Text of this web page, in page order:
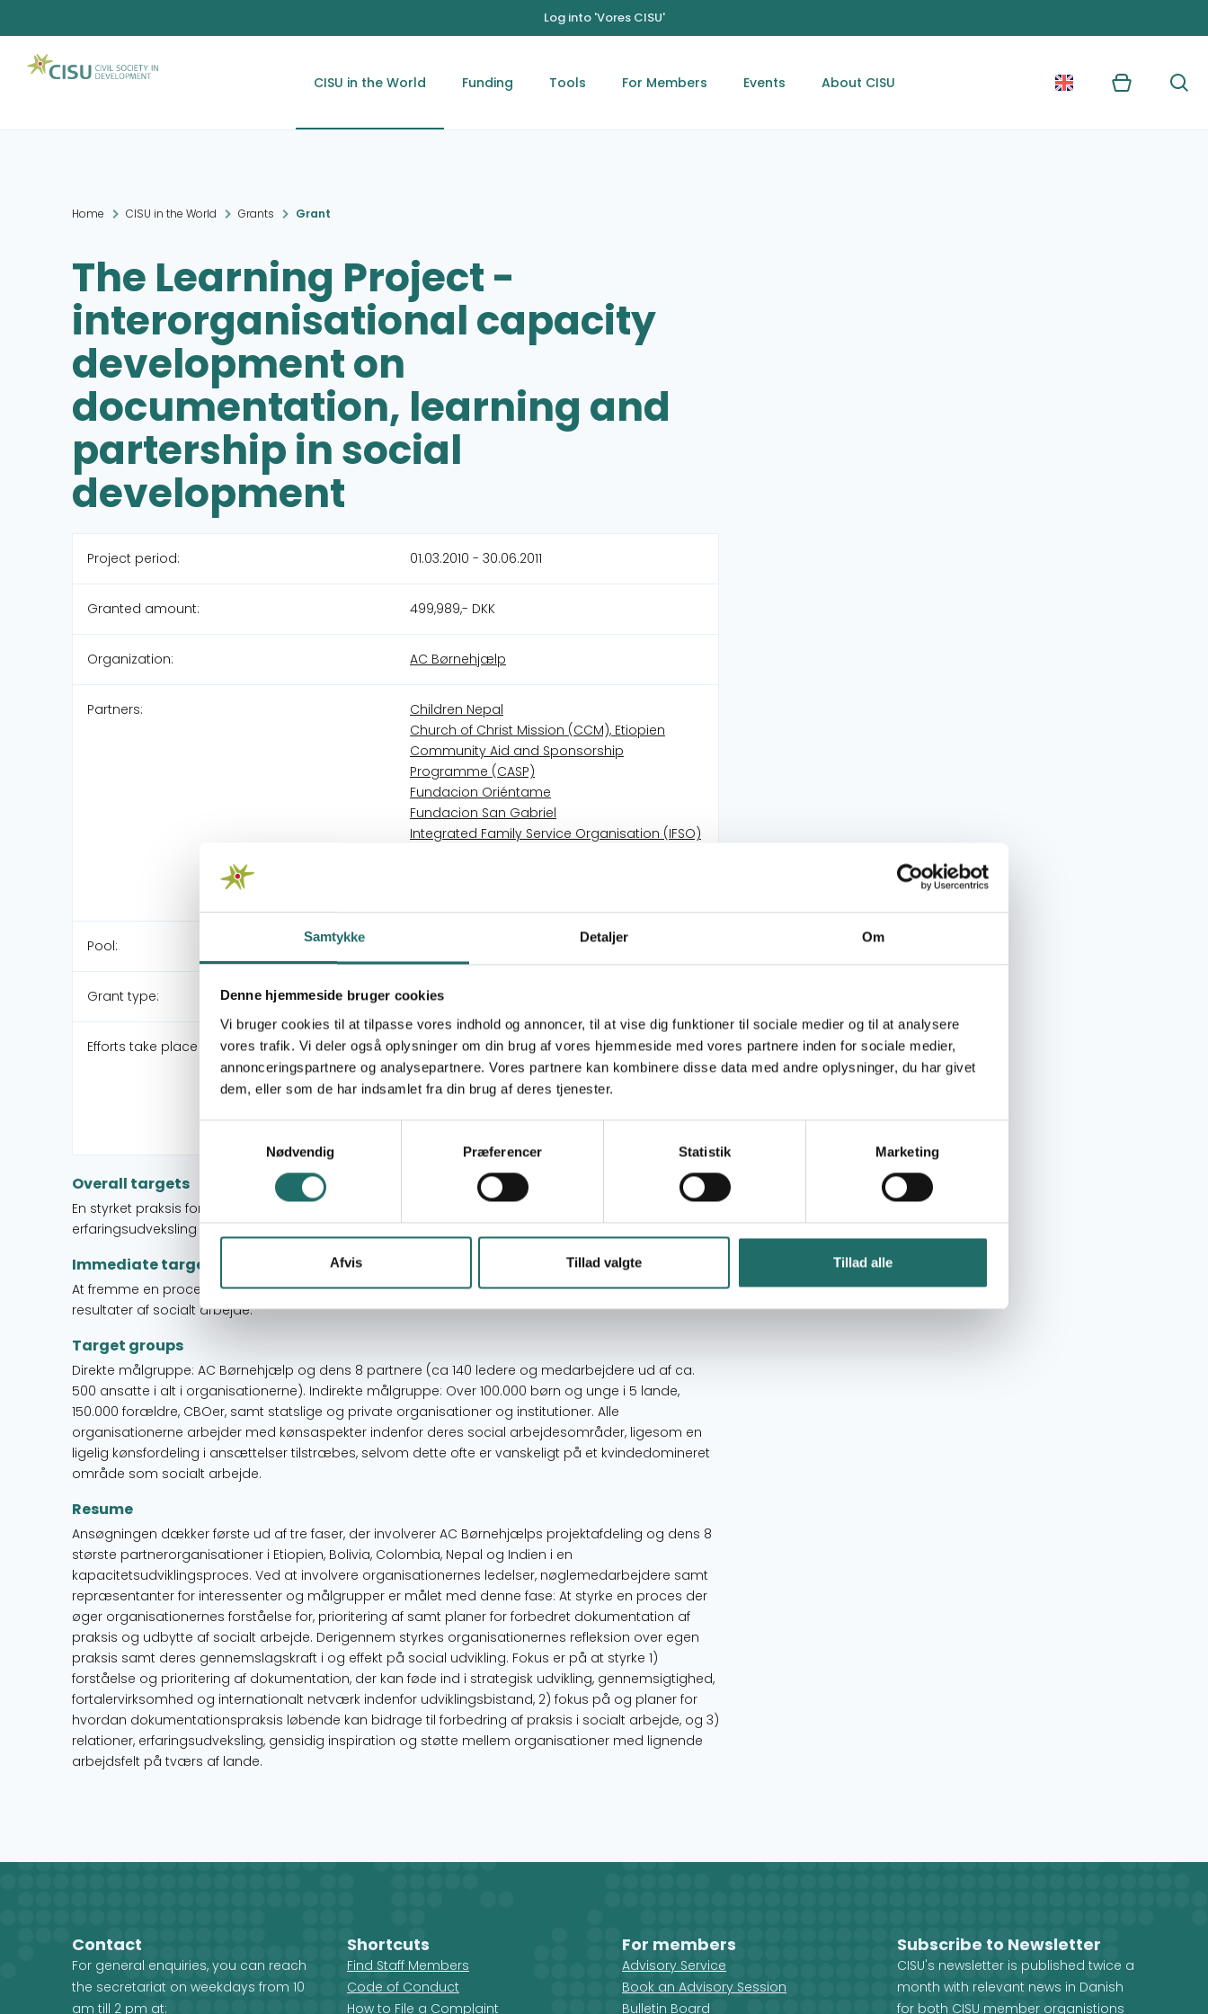
Samtykke Detaljer Om
Denne hjemmeside bruger cookies
Vi bruger cookies til at tilpasse vores indhold og annoncer, til at vise dig funktioner til sociale medier og til at analysere
vores trafik. Vi deler også oplysninger om din brug af vores hjemmeside med vores partnere inden for sociale medier,
annonceringspartnere og analysepartnere. Vores partnere kan kombinere disse data med andre oplysninger, du har givet
dem, eller som de har indsamlet fra din brug af deres tjenester.
Nødvendig
Præferencer Statistik Marketing
Afvis Tillad valgte Tillad alle
Log into 'Vores CISU'
CISU in the World Funding Tools For Members Events About CISU Kurv Søg
Home CISU in the World Grants Grant
The Learning Project -
interorganisational capacity
development on
documentation, learning and
partership in social
development
Project period: 01.03.2010 - 30.06.2011
Granted amount: 499,989,- DKK
Organization: AC Børnehjælp
Partners:
Children Nepal
Church of Christ Mission (CCM), Etiopien
Community Aid and Sponsorship
Programme (CASP)
Fundacion Oriéntame
Fundacion San Gabriel
Integrated Family Service Organisation (IFSO)
Pool:
Grant type: Partnerskabsaktivitet
Efforts take place in:
Bolivia
Colombia
Ethiopia
Overall targets
En styrket praksis for dokumentation, læringsmekanismer og adgang til videns- og
erfaringsudveksling har bidraget til at styrke impact af organisationernes arbejde.
Immediate targets
At fremme en proces for øget forståelse, prioritering og planer for dokumentation af praksis og
resultater af socialt arbejde.
Target groups
Direkte målgruppe: AC Børnehjælp og dens 8 partnere (ca 140 ledere og medarbejdere ud af ca.
500 ansatte i alt i organisationerne). Indirekte målgruppe: Over 100.000 børn og unge i 5 lande,
150.000 forældre, CBOer, samt statslige og private organisationer og institutioner. Alle
organisationerne arbejder med kønsaspekter indenfor deres social arbejdesområder, ligesom en
ligelig kønsfordeling i ansættelser tilstræbes, selvom dette ofte er vanskeligt på et kvindedomineret
område som socialt arbejde.
Resume
Ansøgningen dækker første ud af tre faser, der involverer AC Børnehjælps projektafdeling og dens 8
største partnerorganisationer i Etiopien, Bolivia, Colombia, Nepal og Indien i en
kapacitetsudviklingsproces. Ved at involvere organisationernes ledelser, nøglemedarbejdere samt
repræsentanter for interessenter og målgrupper er målet med denne fase: At styrke en proces der
øger organisationernes forståelse for, prioritering af samt planer for forbedret dokumentation af
praksis og udbytte af socialt arbejde. Derigennem styrkes organisationernes refleksion over egen
praksis samt deres gennemslagskraft i og effekt på social udvikling. Fokus er på at styrke 1)
forståelse og prioritering af dokumentation, der kan føde ind i strategisk udvikling, gennemsigtighed,
fortalervirksomhed og internationalt netværk indenfor udviklingsbistand, 2) fokus på og planer for
hvordan dokumentationspraksis løbende kan bidrage til forbedring af praksis i socialt arbejde, og 3)
relationer, erfaringsudveksling, gensidig inspiration og støtte mellem organisationer med lignende
arbejdsfelt på tværs af lande.
Contact
For general enquiries, you can reach
the secretariat on weekdays from 10
am till 2 pm at:
Shortcuts
Find Staff Members
Code of Conduct
How to File a Complaint
For members
Advisory Service
Book an Advisory Session
Bulletin Board
Subscribe to Newsletter
CISU's newsletter is published twice a
month with relevant news in Danish
for both CISU member organistions